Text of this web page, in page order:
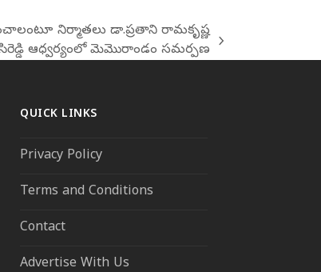
నిర్మాతలు డా.ప్రతాని రామకృష్ణ
ఆధ్వర్యంలో మెమొరాండం సమర్పణ
QUICK LINKS
Privacy Policy
Terms and Conditions
Contact
Advertise With Us